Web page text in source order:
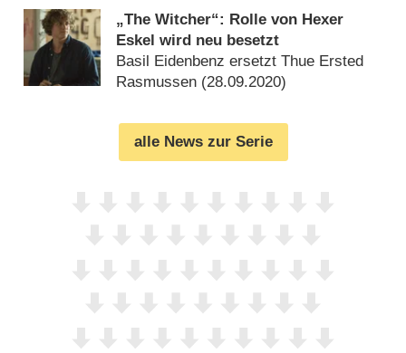
„The Witcher“: Rolle von Hexer
Eskel wird neu besetzt
Basil Eidenbenz ersetzt Thue Ersted
Rasmussen (28.09.2020)
alle News zur Serie